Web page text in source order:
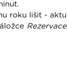
roku lišit -